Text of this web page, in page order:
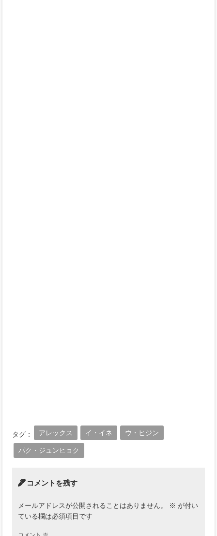
タグ： アレックス イ・イネ ウ・ヒジン
パク・ジュンヒョク
コメントを残す
メールアドレスが公開されることはありません。 ※ が付い
ている欄は必須項目です